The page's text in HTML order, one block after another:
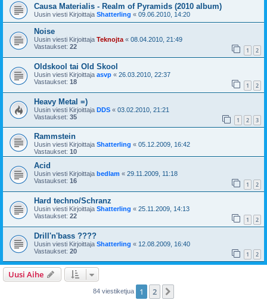
Causa Materialis - Realm of Pyramids (2010 album)
Uusin viesti Kirjoittaja Shatterling « 09.06.2010, 14:20
Noise
Uusin viesti Kirjoittaja Teknojta« 08.04.2010, 21:49
Vastaukset: 22 1 2
Oldskool tai Old Skool
Uusin viesti Kirjoittaja asvp « 26.03.2010, 22:37
Vastaukset: 18 1 2
Heavy Metal =)
Uusin viesti Kirjoittaja DDS « 03.02.2010, 21:21
Vastaukset: 35 1 2 3
Rammstein
Uusin viesti Kirjoittaja Shatterling « 05.12.2009, 16:42
Vastaukset: 10
Acid
Uusin viesti Kirjoittaja bedlam « 29.11.2009, 11:18
Vastaukset: 16 1 2
Hard techno/Schranz
Uusin viesti Kirjoittaja Shatterling « 25.11.2009, 14:13
Vastaukset: 22 1 2
Drill'n'bass ????
Uusin viesti Kirjoittaja Shatterling « 12.08.2009, 16:40
Vastaukset: 20 1 2
Uusi Aihe
84 viestiketjua 1 2